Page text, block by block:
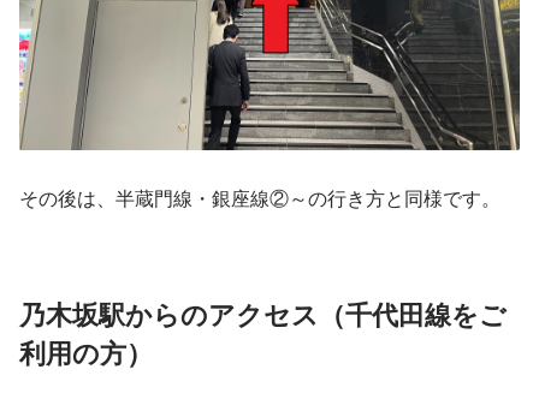
その後は、半蔵門線・銀座線②～の行き方と同様です。
乃木坂駅からのアクセス（千代田線をご
利用の方）